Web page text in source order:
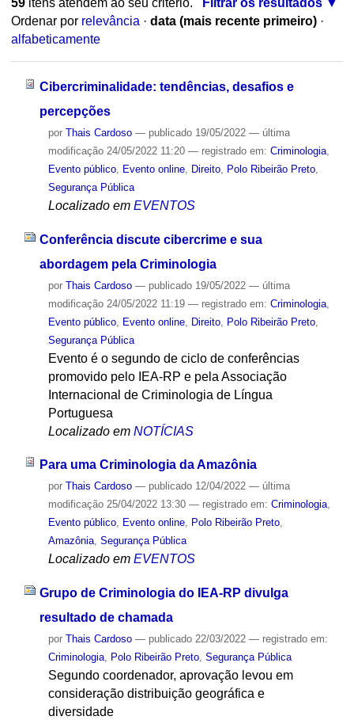
59itens atendem ao seu critério.
Filtrar os resultados
Ordenar por relevância · data (mais recente primeiro) ·
alfabeticamente
Cibercriminalidade: tendências, desafios e
percepções
por Thais Cardoso — publicado19/05/2022 — última
modificação24/05/2022 11:20 — registrado em: Criminologia,
Evento público, Evento online, Direito, Polo Ribeirão Preto,
Segurança Pública
Localizado em EVENTOS
Conferência discute cibercrime e sua
abordagem pela Criminologia
por Thais Cardoso — publicado19/05/2022 — última
modificação24/05/2022 11:19 — registrado em: Criminologia,
Evento público, Evento online, Direito, Polo Ribeirão Preto,
Segurança Pública
Evento é o segundo de ciclo de conferências
promovido pelo IEA-RP e pela Associação
Internacional de Criminologia de Língua
Portuguesa
Localizado em NOTÍCIAS
Para uma Criminologia da Amazônia
por Thais Cardoso — publicado12/04/2022 — última
modificação25/04/2022 13:30 — registrado em: Criminologia,
Evento público, Evento online, Polo Ribeirão Preto,
Amazônia, Segurança Pública
Localizado em EVENTOS
Grupo de Criminologia do IEA-RP divulga
resultado de chamada
por Thais Cardoso — publicado22/03/2022 — registrado em:
Criminologia, Polo Ribeirão Preto, Segurança Pública
Segundo coordenador, aprovação levou em
consideração distribuição geográfica e
diversidade